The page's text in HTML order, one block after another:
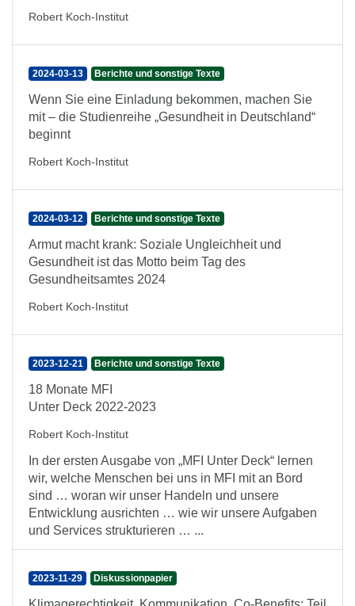
Robert Koch-Institut
2024-03-13 Berichte und sonstige Texte
Wenn Sie eine Einladung bekommen, machen Sie
mit – die Studienreihe „Gesundheit in Deutschland“
beginnt
Robert Koch-Institut
2024-03-12 Berichte und sonstige Texte
Armut macht krank: Soziale Ungleichheit und
Gesundheit ist das Motto beim Tag des
Gesundheitsamtes 2024
Robert Koch-Institut
2023-12-21 Berichte und sonstige Texte
18 Monate MFI
Unter Deck 2022-2023
Robert Koch-Institut
In der ersten Ausgabe von „MFI Unter Deck“ lernen
wir, welche Menschen bei uns in MFI mit an Bord
sind … woran wir unser Handeln und unsere
Entwicklung ausrichten … wie wir unsere Aufgaben
und Services strukturieren … ...
2023-11-29 Diskussionpapier